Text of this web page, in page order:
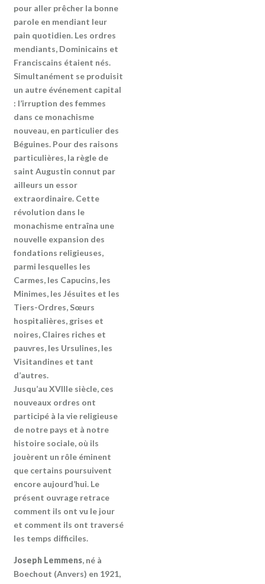
pour aller prêcher la bonne
parole en mendiant leur
pain quotidien. Les ordres
mendiants, Dominicains et
Franciscains étaient nés.
Simultanément se produisit
un autre événement capital
: l’irruption des femmes
dans ce monachisme
nouveau, en particulier des
Béguines. Pour des raisons
particulières, la règle de
saint Augustin connut par
ailleurs un essor
extraordinaire. Cette
révolution dans le
monachisme entraîna une
nouvelle expansion des
fondations religieuses,
parmi lesquelles les
Carmes, les Capucins, les
Minimes, les Jésuites et les
Tiers-Ordres, Sœurs
hospitalières, grises et
noires, Claires riches et
pauvres, les Ursulines, les
Visitandines et tant
d’autres.
Jusqu’au XVIIIe siècle, ces
nouveaux ordres ont
participé à la vie religieuse
de notre pays et à notre
histoire sociale, où ils
jouèrent un rôle éminent
que certains poursuivent
encore aujourd’hui. Le
présent ouvrage retrace
comment ils ont vu le jour
et comment ils ont traversé
les temps difficiles.
Joseph Lemmens, né à
Boechout (Anvers) en 1921,